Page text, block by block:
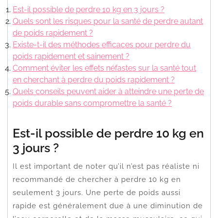
Est-il possible de perdre 10 kg en 3 jours ?
Quels sont les risques pour la santé de perdre autant
de poids rapidement ?
Existe-t-il des méthodes efficaces pour perdre du
poids rapidement et sainement ?
Comment éviter les effets néfastes sur la santé tout
en cherchant à perdre du poids rapidement ?
Quels conseils peuvent aider à atteindre une perte de
poids durable sans compromettre la santé ?
Est-il possible de perdre 10 kg en
3 jours ?
Il est important de noter qu’il n’est pas réaliste ni
recommandé de chercher à perdre 10 kg en
seulement 3 jours. Une perte de poids aussi
rapide est généralement due à une diminution de